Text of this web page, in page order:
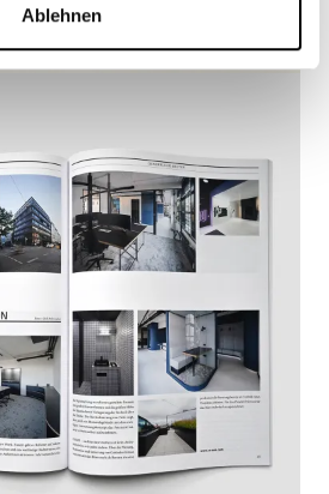
Ablehnen